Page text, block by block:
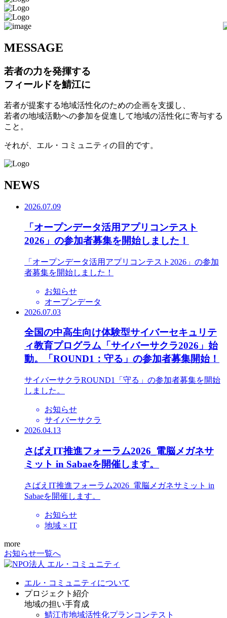
MESSAGE
若者の力を発揮する
フィールドを鯖江に
若者が提案する地域活性化のための企画を支援し、
若者の地域活動への参加を促進して地域の活性化に寄与する
こと。
それが、エル・コミュニティの目的です。
NEWS
2026.07.09
「オープンデータ活用アプリコンテスト
2026」の参加者募集を開始しました！
「オープンデータ活用アプリコンテスト2026」の参加
者募集を開始しました！
お知らせ
オープンデータ
2026.07.03
全国の中高生向け体験型サイバーセキュリテ
ィ教育プログラム「サイバーサクラ2026」始
動。「ROUND1：守る」の参加者募集開始！
サイバーサクラROUND1「守る」の参加者募集を開始
しました。
お知らせ
サイバーサクラ
2026.04.13
さばえIT推進フォーラム2026_電脳メガネサ
ミット in Sabaeを開催します。
さばえIT推進フォーラム2026_電脳メガネサミット in
Sabaeを開催します。
お知らせ
地域 × IT
more
お知らせ一覧へ
エル・コミュニティについて
プロジェクト紹介
地域の担い手育成
鯖江市地域活性化プランコンテスト